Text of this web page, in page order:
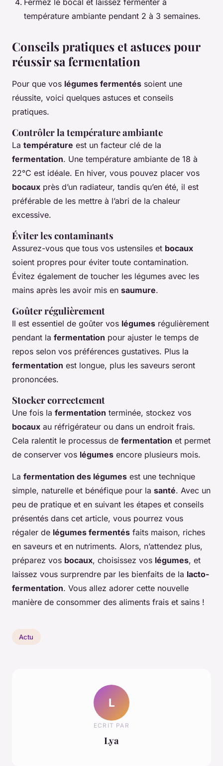
Fermez le bocal et laissez fermenter à
température ambiante pendant 2 à 3 semaines.
Conseils pratiques et astuces pour
réussir sa fermentation
Pour que vos légumes fermentés soient une
réussite, voici quelques astuces et conseils
pratiques.
Contrôler la température ambiante
La température est un facteur clé de la
fermentation. Une température ambiante de 18 à
22°C est idéale. En hiver, vous pouvez placer vos
bocaux près d’un radiateur, tandis qu’en été, il est
préférable de les mettre à l’abri de la chaleur
excessive.
Éviter les contaminants
Assurez-vous que tous vos ustensiles et bocaux
soient propres pour éviter toute contamination.
Évitez également de toucher les légumes avec les
mains après les avoir mis en saumure.
Goûter régulièrement
Il est essentiel de goûter vos légumes régulièrement
pendant la fermentation pour ajuster le temps de
repos selon vos préférences gustatives. Plus la
fermentation est longue, plus les saveurs seront
prononcées.
Stocker correctement
Une fois la fermentation terminée, stockez vos
bocaux au réfrigérateur ou dans un endroit frais.
Cela ralentit le processus de fermentation et permet
de conserver vos légumes encore plusieurs mois.
La fermentation des légumes est une technique
simple, naturelle et bénéfique pour la santé. Avec un
peu de pratique et en suivant les étapes et conseils
présentés dans cet article, vous pourrez vous
régaler de légumes fermentés faits maison, riches
en saveurs et en nutriments. Alors, n’attendez plus,
préparez vos bocaux, choisissez vos légumes, et
laissez vous surprendre par les bienfaits de la lacto-
fermentation. Vous allez adorer cette nouvelle
manière de consommer des aliments frais et sains !
Actu
L
ECRIT PAR
Lya